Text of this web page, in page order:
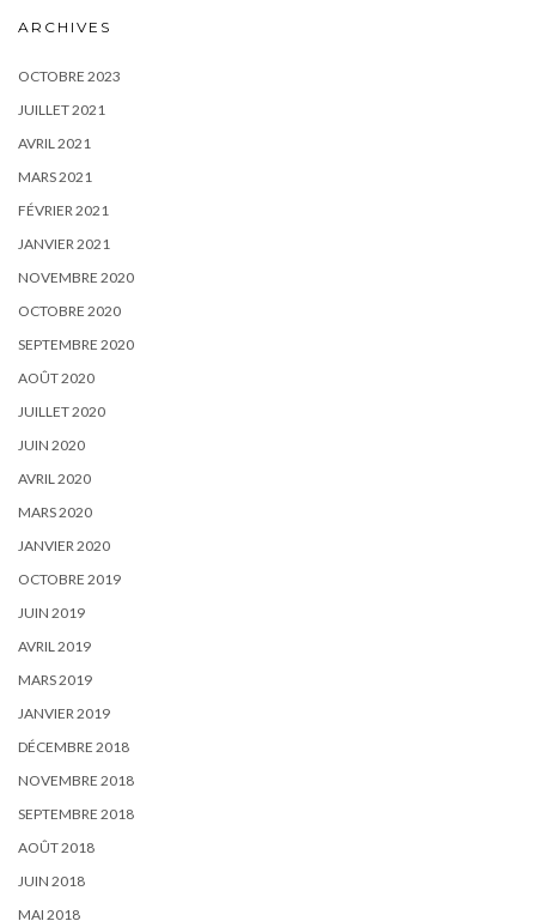
ARCHIVES
OCTOBRE 2023
JUILLET 2021
AVRIL 2021
MARS 2021
FÉVRIER 2021
JANVIER 2021
NOVEMBRE 2020
OCTOBRE 2020
SEPTEMBRE 2020
AOÛT 2020
JUILLET 2020
JUIN 2020
AVRIL 2020
MARS 2020
JANVIER 2020
OCTOBRE 2019
JUIN 2019
AVRIL 2019
MARS 2019
JANVIER 2019
DÉCEMBRE 2018
NOVEMBRE 2018
SEPTEMBRE 2018
AOÛT 2018
JUIN 2018
MAI 2018